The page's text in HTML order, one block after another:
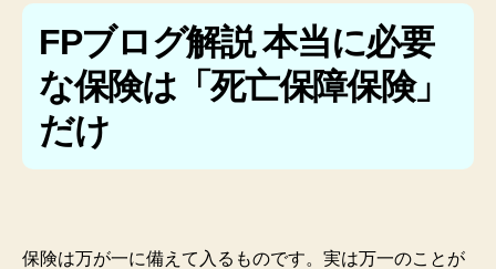
FPブログ解説 本当に必要
な保険は「死亡保障保険」
だけ
保険は万が一に備えて入るものです。実は万一のことが